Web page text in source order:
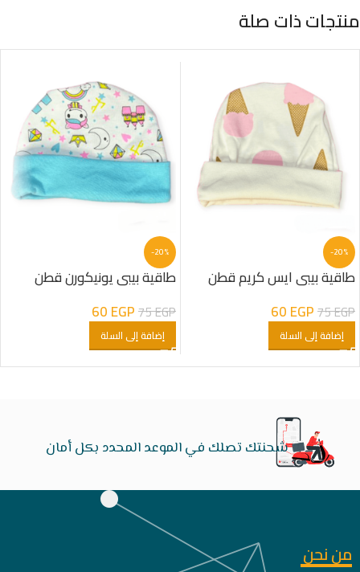
منتجات ذات صلة
-20%
طاقية بيبى ايس كريم قطن
75EGP
60EGP
إضافة إلى السلة
-20%
طاقية بيبى يونيكورن قطن
75EGP
60EGP
إضافة إلى السلة
شحنتك تصلك في الموعد المحدد بكل أمان
من نحن